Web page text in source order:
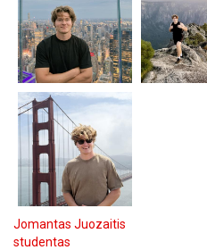
Jomantas Juozaitis
studentas